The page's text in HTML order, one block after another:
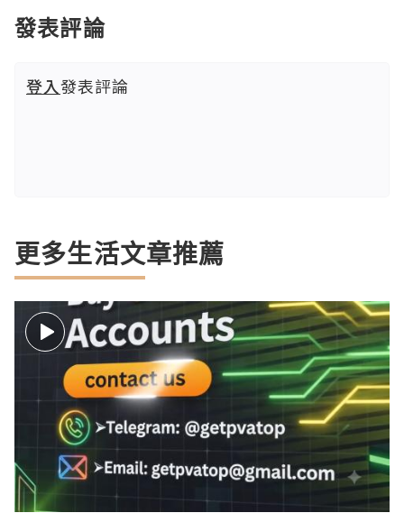
發表評論
登入發表評論
更多生活文章推薦